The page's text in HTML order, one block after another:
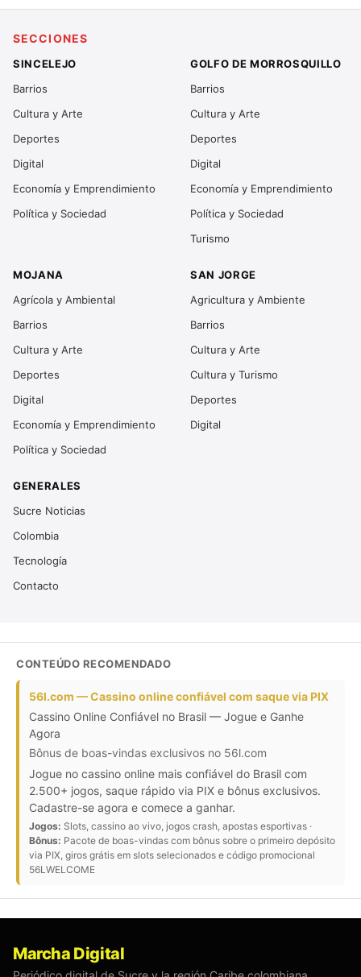
SECCIONES
SINCELEJO
Barrios
Cultura y Arte
Deportes
Digital
Economía y Emprendimiento
Política y Sociedad
GOLFO DE MORROSQUILLO
Barrios
Cultura y Arte
Deportes
Digital
Economía y Emprendimiento
Política y Sociedad
Turismo
MOJANA
Agrícola y Ambiental
Barrios
Cultura y Arte
Deportes
Digital
Economía y Emprendimiento
Política y Sociedad
SAN JORGE
Agricultura y Ambiente
Barrios
Cultura y Arte
Cultura y Turismo
Deportes
Digital
GENERALES
Sucre Noticias
Colombia
Tecnología
Contacto
CONTEÚDO RECOMENDADO
56l.com — Cassino online confiável com saque via PIX
Cassino Online Confiável no Brasil — Jogue e Ganhe
Agora
Bônus de boas-vindas exclusivos no 56l.com
Jogue no cassino online mais confiável do Brasil com
2.500+ jogos, saque rápido via PIX e bônus exclusivos.
Cadastre-se agora e comece a ganhar.
Jogos: Slots, cassino ao vivo, jogos crash, apostas esportivas ·
Bônus: Pacote de boas-vindas com bônus sobre o primeiro depósito
via PIX, giros grátis em slots selecionados e código promocional
56LWELCOME
Marcha Digital